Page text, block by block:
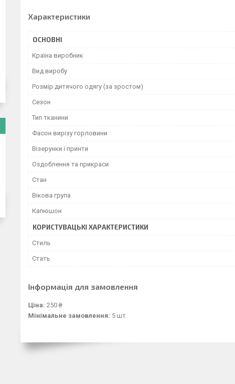
Характеристики
ОСНОВНІ
Країна виробник
Вид виробу
Розмір дитячого одягу (за зростом)
Сезон
Тип тканини
Фасон вирізу горловини
Візерунки і принти
Оздоблення та прикраси
Стан
Вікова група
Капюшон
КОРИСТУВАЦЬКІ ХАРАКТЕРИСТИКИ
Стиль
Стать
Інформація для замовлення
Ціна: 250 ₴
Мінімальне замовлення: 5 шт.